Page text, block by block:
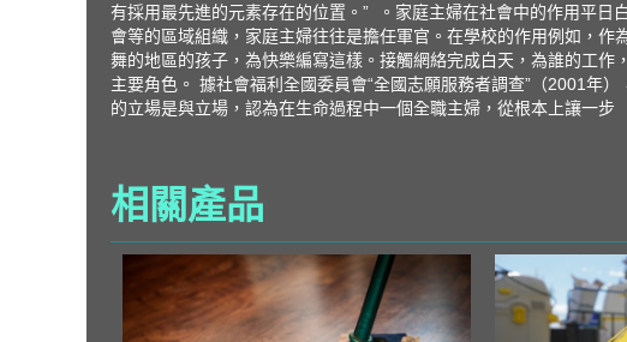
有採用最先進的元素存在的位置。” 。家庭主婦在社會中的作用平
會等的區域組織，家庭主婦往往是擔任軍官。在學校的作用例如，
舞的地區的孩子，為快樂編寫這樣。接觸網絡完成白天，為誰的工
主要角色。 據社會福利全國委員會“全國志願服務者調查”（2001年
的立場是與立場，認為在生命過程中一個全職主婦，從根本上讓一步
相關產品